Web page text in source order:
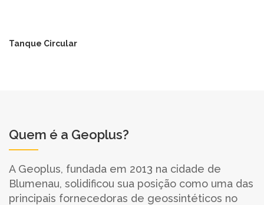
Tanque Circular
Quem é a Geoplus?
A Geoplus, fundada em 2013 na cidade de
Blumenau, solidificou sua posição como uma das
principais fornecedoras de geossintéticos no